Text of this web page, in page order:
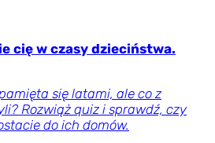
cię w czasy dzieciństwa.
się latami, ale co z
Rozwiąż quiz i sprawdź, czy
do ich domów.